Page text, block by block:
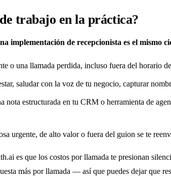
trabajo en la práctica?
implementación de recepcionista es el
o una llamada perdida, incluso fuera del horario
saludar con la voz de tu negocio, capturar
nota estructurada en tu CRM o herramienta de
urgente, de alto valor o fuera del guion se te
es que los costos por llamada te presionan
más por llamada — así que puedes dejar que